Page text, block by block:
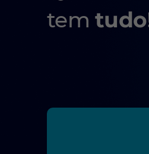
temtudo